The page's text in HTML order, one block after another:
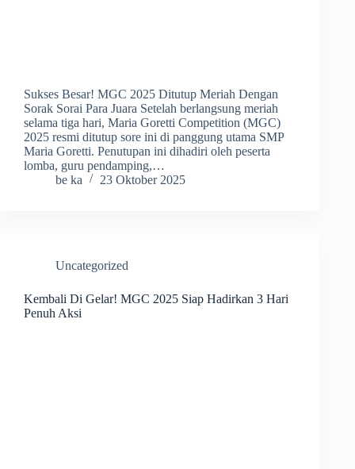
Sukses Besar! MGC 2025 Ditutup Meriah Dengan
Sorak Sorai Para Juara Setelah berlangsung meriah
selama tiga hari, Maria Goretti Competition (MGC)
2025 resmi ditutup sore ini di panggung utama SMP
Maria Goretti. Penutupan ini dihadiri oleh peserta
lomba, guru pendamping,…
be ka
23 Oktober 2025
Uncategorized
Kembali Di Gelar! MGC 2025 Siap Hadirkan 3 Hari
Penuh Aksi